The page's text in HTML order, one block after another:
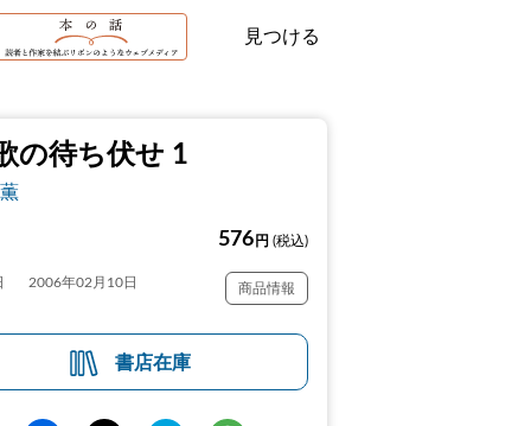
見つける
の待ち伏せ 1
576 円 (税込)
2006年02月10日 商品情報
書店在庫